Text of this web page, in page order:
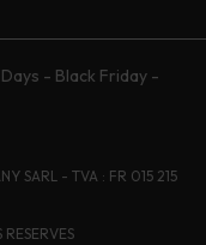
- Black Friday -
SARL - TVA : FR 015 215